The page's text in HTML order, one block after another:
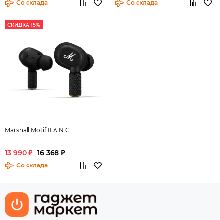
Со склада Со склада
СКИДКА 15%
Marshall Motif II A.N.C.
13 990 ₽ 16 368 ₽
Со склада